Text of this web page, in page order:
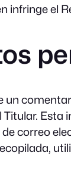
infringe el
correo